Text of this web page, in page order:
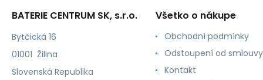
BATERIE CENTRUM SK, s.r.o.
Bytčická 16
01001 Žilina
Slovenská Republika
Všetko o nákupe
Obchodní podmínky
Odstoupení od smlouvy
Kontakt